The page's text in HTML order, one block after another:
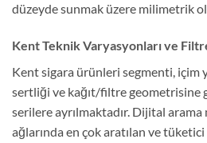
düzeyde sunmak üzere milimetrik
Kent Teknik Varyasyonları ve
Kent sigara ürünleri segmenti, içim
sertliği ve kağıt/filtre geometrisine
serilere ayrılmaktadır. Dijital
ağlarında en çok aratılan ve